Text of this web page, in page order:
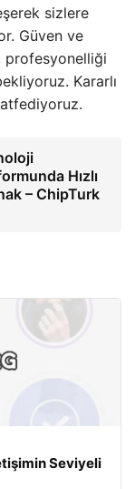
sizlere
Güven ve
profesyonelliği
Kararlı
atfediyoruz.
Hızlı
– ChipTurk
Seviyeli